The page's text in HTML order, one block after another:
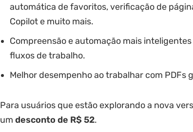
automática de favoritos, verificação de
Copilot e muito mais.
Compreensão e automação mais
fluxos de trabalho.
Melhor desempenho ao trabalhar com PDFs
Para usuários que estão explorando a nova
um desconto de R$ 52.